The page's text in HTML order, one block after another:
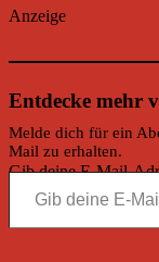
Anzeige
Entdecke mehr
Melde dich für ein
Mail zu erhalten.
Gib deine E-Mail-